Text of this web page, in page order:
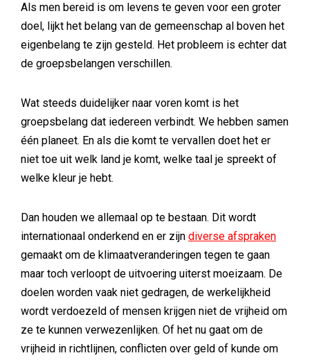
Als men bereid is om levens te geven voor een groter
doel, lijkt het belang van de gemeenschap al boven het
eigenbelang te zijn gesteld. Het probleem is echter dat
de groepsbelangen verschillen.
Wat steeds duidelijker naar voren komt is het
groepsbelang dat iedereen verbindt. We hebben samen
één planeet. En als die komt te vervallen doet het er
niet toe uit welk land je komt, welke taal je spreekt of
welke kleur je hebt.
Dan houden we allemaal op te bestaan. Dit wordt
internationaal onderkend en er zijn diverse afspraken
gemaakt om de klimaatveranderingen tegen te gaan
maar toch verloopt de uitvoering uiterst moeizaam. De
doelen worden vaak niet gedragen, de werkelijkheid
wordt verdoezeld of mensen krijgen niet de vrijheid om
ze te kunnen verwezenlijken. Of het nu gaat om de
vrijheid in richtlijnen, conflicten over geld of kunde om